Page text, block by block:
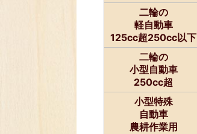
二輪の
軽自動車
125cc超250cc以下
二輪の
小型自動車
250cc超
小型特殊
自動車
農耕作業用